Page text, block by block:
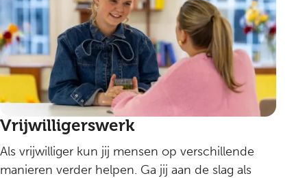
Vrijwilligerswerk
Als vrijwilliger kun jij mensen op verschillende
manieren verder helpen. Ga jij aan de slag als